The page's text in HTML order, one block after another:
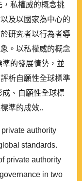
私權威的概念挑
及以國家為中心的
研究者以行為者導
。以私權威的概念
的發展情勢，並
析自願性全球標準
、自願性全球標
準的成效..
authority
standards.
private authority
in two